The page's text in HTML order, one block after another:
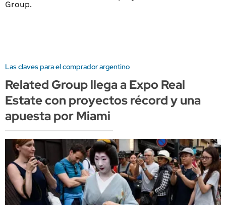
Las claves para el comprador argentino
Related Group llega a Expo Real
Estate con proyectos récord y una
apuesta por Miami